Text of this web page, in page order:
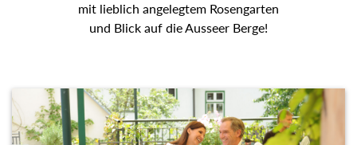
mit lieblich angelegtem Rosengarten
und Blick auf die Ausseer Berge!